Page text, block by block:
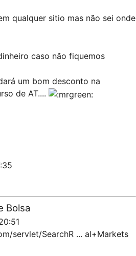
qualquer sitio mas não sei onde
caso não fiquemos
um bom desconto na
de AT....
Bolsa
servlet/SearchR ... al+Markets